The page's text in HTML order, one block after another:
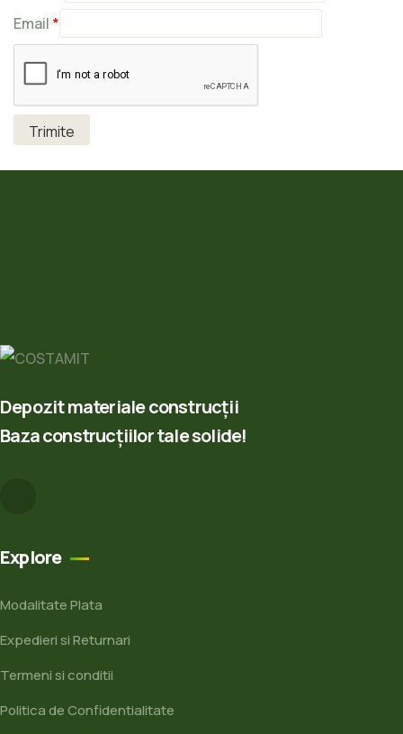
Email *
Depozit materiale construcții
Baza construcțiilor tale solide!
Explore
Modalitate Plata
Expedieri si Returnari
Termeni si conditii
Politica de Confidentialitate